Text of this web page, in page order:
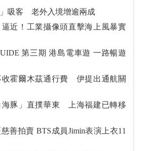
吸客 老外入境增逾兩成
近！工業攝像頭直擊海上風暴實
第三期 港島電車遊 一路暢遊
收霍爾木茲通行費 伊提出通航關
海豚」直撲華東 上海福建已轉移
Jimin表演上衣11